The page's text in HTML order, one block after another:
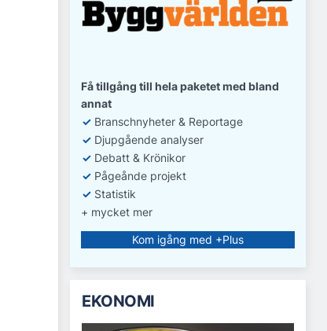
Få tillgång till hela paketet med bland
annat
✓ Branschnyheter & Reportage
✓ Djupgående analyser
✓ Debatt & Krönikor
✓ Pågeånde projekt
✓ Statistik
+ mycket mer
Kom igång med +Plus
EKONOMI